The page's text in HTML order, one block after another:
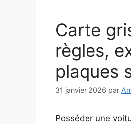
Carte
règles,
plaques
31 janvier 2026 par
Posséder une